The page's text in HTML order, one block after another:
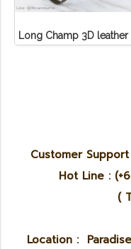
Customer
Hot Line :
(
Location :